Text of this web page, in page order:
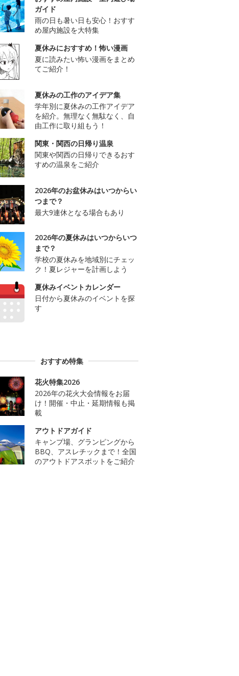
ガイド
雨の日も暑い日も安心！おすす
め屋内施設を大特集
夏休みにおすすめ！怖い漫画
夏に読みたい怖い漫画をまとめ
てご紹介！
夏休みの工作のアイデア集
学年別に夏休みの工作アイデア
を紹介。無理なく無駄なく、自
由工作に取り組もう！
関東・関西の日帰り温泉
関東や関西の日帰りできるおす
すめの温泉をご紹介
2026年のお盆休みはいつからい
つまで？
最大9連休となる場合もあり
2026年の夏休みはいつからいつ
まで？
学校の夏休みを地域別にチェッ
ク！夏レジャーを計画しよう
夏休みイベントカレンダー
日付から夏休みのイベントを探
す
おすすめ特集
花火特集2026
2026年の花火大会情報をお届
け！開催・中止・延期情報も掲
載
アウトドアガイド
キャンプ場、グランピングから
BBQ、アスレチックまで！全国
のアウトドアスポットをご紹介